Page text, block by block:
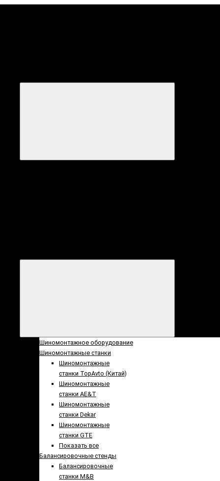
Шиномонтажное оборудование
Шиномонтажные станки
Шиномонтажные
станки TopAvto (Китай)
Шиномонтажные
станки AE&T
Шиномонтажные
станки Dekar
Шиномонтажные
станки GTE
Показать все
Балансировочные стенды
Балансировочные
станки M&B